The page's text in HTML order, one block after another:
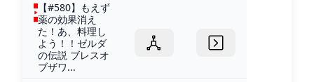
【#580】もえず
薬の効果消え
た！あ、料理し
よう！！ゼルダ
の伝説 ブレスオ
ブザワ...